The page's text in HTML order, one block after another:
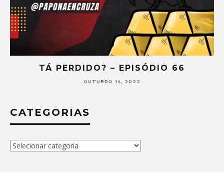
PERDIDO? – EPISÓDIO 66
OUTUBRO 14, 2022
CATEGORIAS
Categorias